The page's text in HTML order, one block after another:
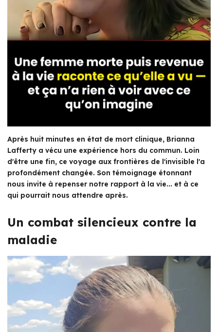
Après huit minutes en état de mort clinique, Brianna
Lafferty a vécu une expérience hors du commun. Loin
d'être une fin, ce voyage aux frontières de l'invisible l'a
profondément changée. Son témoignage étonnant
nous invite à repenser notre rapport à la vie... et à ce
qui pourrait nous attendre après.
Un combat silencieux contre la
maladie